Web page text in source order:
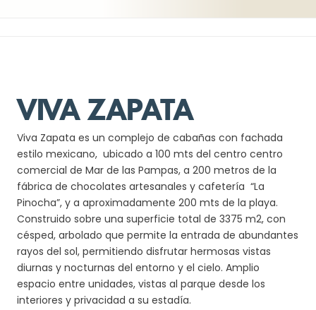
VIVA ZAPATA
Viva Zapata es un complejo de cabañas con fachada
estilo mexicano, ubicado a 100 mts del centro centro
comercial de Mar de las Pampas, a 200 metros de la
fábrica de chocolates artesanales y cafetería “La
Pinocha”, y a aproximadamente 200 mts de la playa.
Construido sobre una superficie total de 3375 m2, con
césped, arbolado que permite la entrada de abundantes
rayos del sol, permitiendo disfrutar hermosas vistas
diurnas y nocturnas del entorno y el cielo. Amplio
espacio entre unidades, vistas al parque desde los
interiores y privacidad a su estadía.